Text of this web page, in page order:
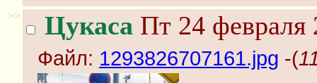
>> Цукаса Пт 24 февраля
Файл: 1293826707161.jpg -(